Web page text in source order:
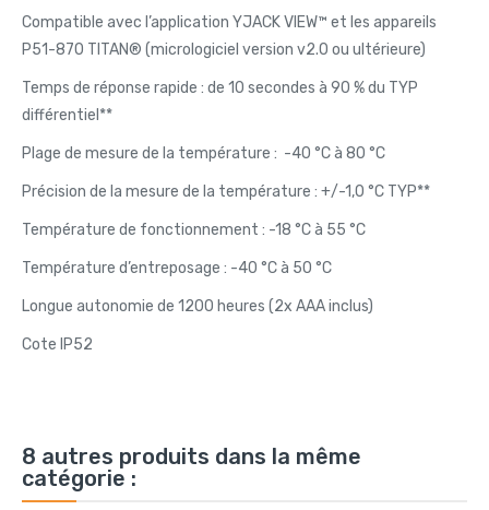
Compatible avec l’application YJACK VIEW™ et les appareils
P51-870 TITAN® (micrologiciel version v2.0 ou ultérieure)
Temps de réponse rapide : de 10 secondes à 90 % du TYP
différentiel**
Plage de mesure de la température : -40 °C à 80 °C
Précision de la mesure de la température : +/-1,0 °C TYP**
Température de fonctionnement : -18 °C à 55 °C
Température d’entreposage : -40 °C à 50 °C
Longue autonomie de 1200 heures (2x AAA inclus)
Cote IP52
8 autres produits dans la même
catégorie :